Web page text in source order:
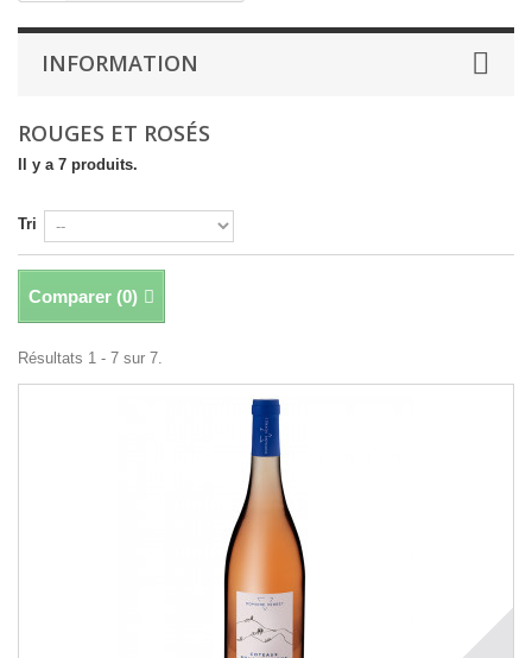
INFORMATION
ROUGES ET ROSÉS
Il y a 7 produits.
Tri
Comparer (0)
Résultats 1 - 7 sur 7.